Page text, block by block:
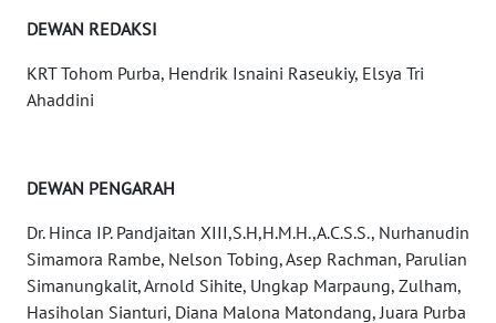
DEWAN REDAKSI
KRT Tohom Purba, Hendrik Isnaini Raseukiy, Elsya Tri
Ahaddini
DEWAN PENGARAH
Dr. Hinca IP. Pandjaitan XIII,S.H,H.M.H.,A.C.S.S., Nurhanudin
Simamora Rambe, Nelson Tobing, Asep Rachman, Parulian
Simanungkalit, Arnold Sihite, Ungkap Marpaung, Zulham,
Hasiholan Sianturi, Diana Malona Matondang, Juara Purba
DISCLAIMER
Wahana
News
WN
WN
JAKARTA